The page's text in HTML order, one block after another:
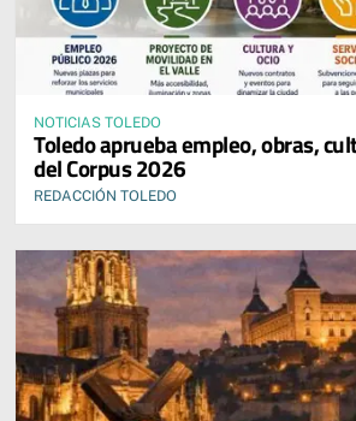
NOTICIAS TOLEDO
Toledo aprueba empleo, obras,
del Corpus 2026
REDACCIÓN TOLEDO